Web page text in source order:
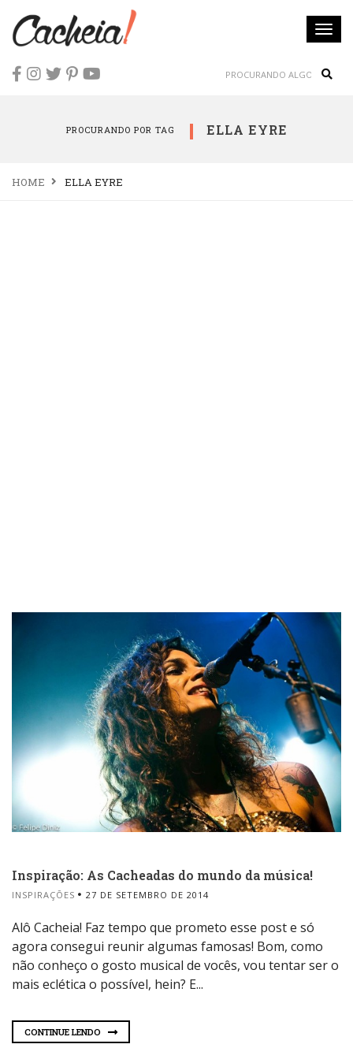
PROCURANDO POR TAG ELLA EYRE
HOME ELLA EYRE
Inspiração: As Cacheadas do mundo da música!
INSPIRAÇÕES 27 DE SETEMBRO DE 2014
Alô Cacheia! Faz tempo que prometo esse post e só
agora consegui reunir algumas famosas! Bom, como
não conheço o gosto musical de vocês, vou tentar ser o
mais eclética o possível, hein? E...
CONTINUE LENDO